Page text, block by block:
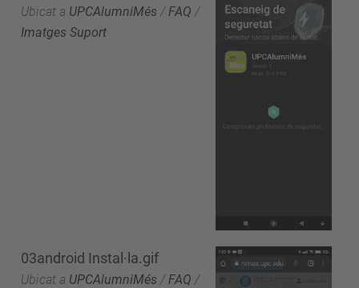
Ubicat a UPCAlumniMés /FAQ /
Imatges Suport
03android Instal·la.gif
Ubicat a UPCAlumniMés /FAQ /